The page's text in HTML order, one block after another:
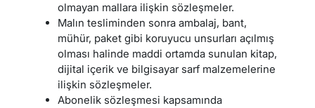
olmayan mallara ilişkin sözleşmeler.
Malın tesliminden sonra ambalaj, bant,
mühür, paket gibi koruyucu unsurları açılmış
olması halinde maddi ortamda sunulan kitap,
dijital içerik ve bilgisayar sarf malzemelerine
ilişkin sözleşmeler.
Abonelik sözleşmesi kapsamında